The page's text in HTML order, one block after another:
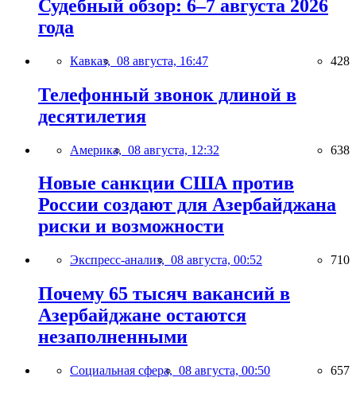
Судебный обзор: 6–7 августа 2026
года
Кавказ, 08 августа, 16:47 428
Телефонный звонок длиной в
десятилетия
Америка, 08 августа, 12:32 638
Новые санкции США против
России создают для Азербайджана
риски и возможности
Экспресс-анализ, 08 августа, 00:52 710
Почему 65 тысяч вакансий в
Азербайджане остаются
незаполненными
Социальная сфера, 08 августа, 00:50 657